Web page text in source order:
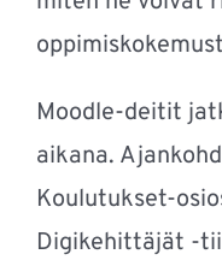
Moodle-deitit
aikana.
Koulutukset-
Digikehittäjät -